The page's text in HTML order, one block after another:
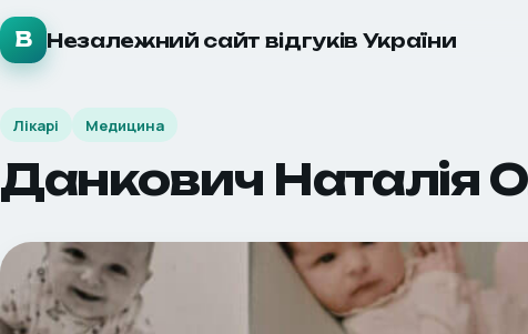
В Незалежний сайт відгуків України
Лікарі Медицина
Данкович Наталія